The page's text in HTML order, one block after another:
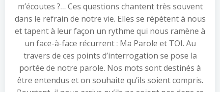
m’écoutes ?… Ces questions chantent très souvent
dans le refrain de notre vie. Elles se répètent à nous
et tapent à leur façon un rythme qui nous ramène à
un face-à-face récurrent : Ma Parole et TOI. Au
travers de ces points d’interrogation se pose la
portée de notre parole. Nos mots sont destinés à
être entendus et on souhaite qu’ils soient compris.